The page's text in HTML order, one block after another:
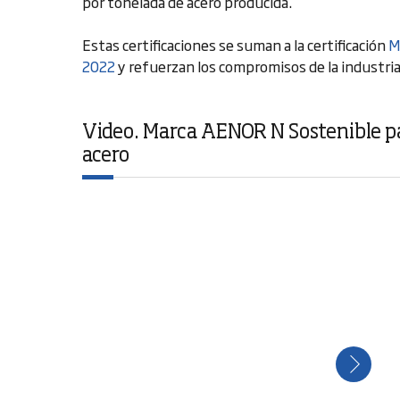
Estas certificaciones se suman a la certificación
2022y refuerzan los compromisos de la
Video. Marca AENOR N Sostenible
acero